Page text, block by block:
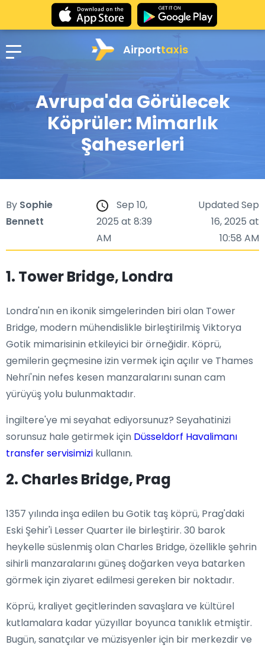
Airporttaxis
Avrupa'da Görülecek
Köprüler: Mimarlık
Şaheserleri
By Sophie
Bennett
Sep 10,
2025 at 8:39
AM
Updated Sep
16, 2025 at
10:58 AM
1. Tower Bridge, Londra
Londra'nın en ikonik simgelerinden biri olan Tower
Bridge, modern mühendislikle birleştirilmiş Viktorya
Gotik mimarisinin etkileyici bir örneğidir. Köprü,
gemilerin geçmesine izin vermek için açılır ve Thames
Nehri'nin nefes kesen manzaralarını sunan cam
yürüyüş yolu bulunmaktadır.
İngiltere'ye mi seyahat ediyorsunuz? Seyahatinizi
sorunsuz hale getirmek için Düsseldorf Havalimanı
transfer servisimizi kullanın.
2. Charles Bridge, Prag
1357 yılında inşa edilen bu Gotik taş köprü, Prag'daki
Eski Şehir'i Lesser Quarter ile birleştirir. 30 barok
heykelle süslenmiş olan Charles Bridge, özellikle şehrin
sihirli manzaralarını güneş doğarken veya batarken
görmek için ziyaret edilmesi gereken bir noktadır.
Köprü, kraliyet geçitlerinden savaşlara ve kültürel
kutlamalara kadar yüzyıllar boyunca tanıklık etmiştir.
Bugün, sanatçılar ve müzisyenler için bir merkezdir ve